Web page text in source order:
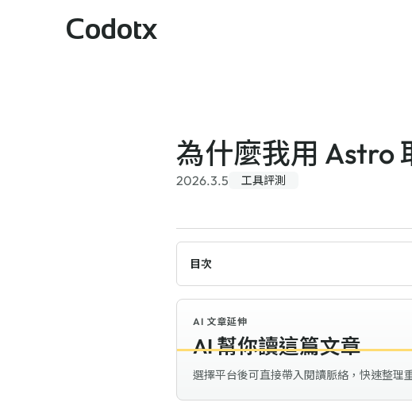
Codotx
為什麼我用 Astro
2026.3.5 工具評測
目次
AI 文章延伸
AI 幫你讀這篇文章
選擇平台後可直接帶入閱讀脈絡，快速整理